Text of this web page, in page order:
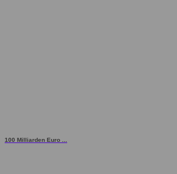
100 Milliarden Euro ...